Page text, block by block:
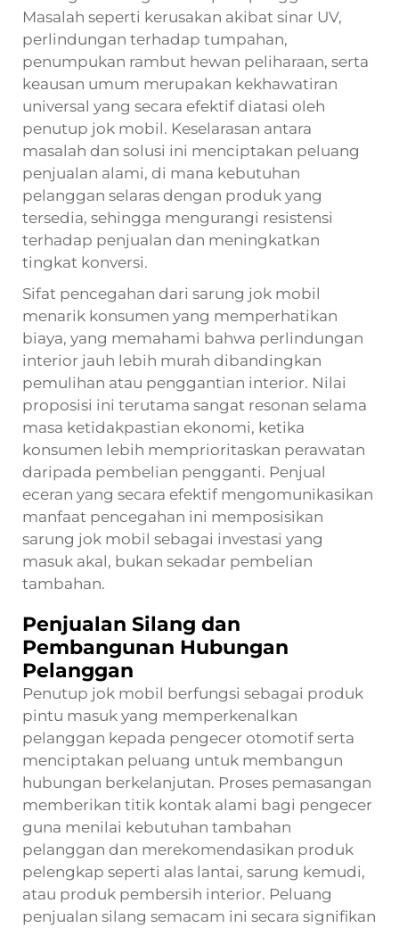
Masalah seperti kerusakan akibat sinar UV,
perlindungan terhadap tumpahan,
penumpukan rambut hewan peliharaan, serta
keausan umum merupakan kekhawatiran
universal yang secara efektif diatasi oleh
penutup jok mobil. Keselarasan antara
masalah dan solusi ini menciptakan peluang
penjualan alami, di mana kebutuhan
pelanggan selaras dengan produk yang
tersedia, sehingga mengurangi resistensi
terhadap penjualan dan meningkatkan
tingkat konversi.
Sifat pencegahan dari sarung jok mobil
menarik konsumen yang memperhatikan
biaya, yang memahami bahwa perlindungan
interior jauh lebih murah dibandingkan
pemulihan atau penggantian interior. Nilai
proposisi ini terutama sangat resonan selama
masa ketidakpastian ekonomi, ketika
konsumen lebih memprioritaskan perawatan
daripada pembelian pengganti. Penjual
eceran yang secara efektif mengomunikasikan
manfaat pencegahan ini memposisikan
sarung jok mobil sebagai investasi yang
masuk akal, bukan sekadar pembelian
tambahan.
Penjualan Silang dan
Pembangunan Hubungan
Pelanggan
Penutup jok mobil berfungsi sebagai produk
pintu masuk yang memperkenalkan
pelanggan kepada pengecer otomotif serta
menciptakan peluang untuk membangun
hubungan berkelanjutan. Proses pemasangan
memberikan titik kontak alami bagi pengecer
guna menilai kebutuhan tambahan
pelanggan dan merekomendasikan produk
pelengkap seperti alas lantai, sarung kemudi,
atau produk pembersih interior. Peluang
penjualan silang semacam ini secara signifikan